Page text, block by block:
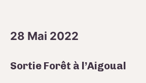
28 Mai 2022
Sortie Forêt à l’Aigoual